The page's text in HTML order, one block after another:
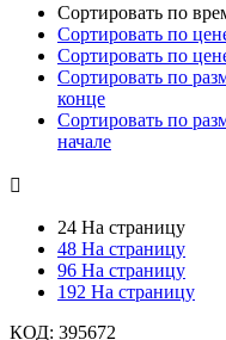
Сортировать по
Сортировать по
Сортировать по
Сортировать по
конце
Сортировать по
начале

24 На страницу
48 На страницу
96 На страницу
192 На страницу
КОД: 395672